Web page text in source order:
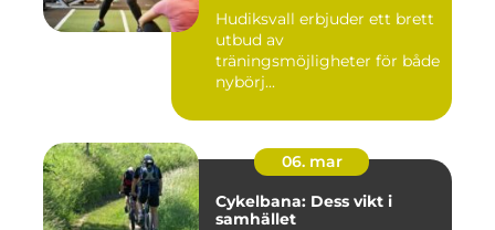
Hudiksvall erbjuder ett brett
utbud av
träningsmöjligheter för både
nybörj...
06. mar
Cykelbana: Dess vikt i
samhället